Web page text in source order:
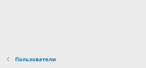
Пользователи